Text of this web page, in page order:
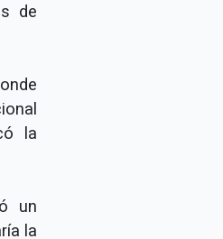
de
la
un
la